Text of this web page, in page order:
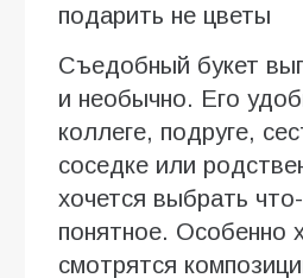
подарить не цветы
Съедобный букет
и необычно. Его
коллеге, подруге,
соседке или
хочется выбрать
понятное. Особенно
смотрятся